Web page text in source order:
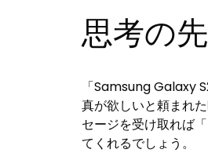
思考の
「Samsung Galaxy
真が欲しいと頼まれ
セージを受け取れば
てくれるでしょう。